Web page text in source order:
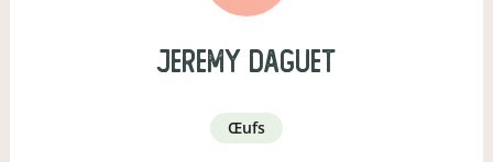
jeremy daguet
œufs